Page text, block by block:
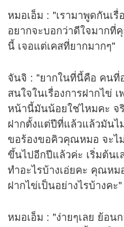
หมอเอ็ม : "เรามาพูดกันเรื่
อยากจะบอกว่าดีใจมากที่
นี้ เจอแต่เคสที่ยากมากๆ"
จันจิ : "ยากในที่นี้คือ คนที่
สนใจในเรื่องการฝากไข่
หน้านี้มันน้อยใช่ไหมคะ จ
ฝากตั้งแต่ปีที่แล้วแล้วมันไ
ขอร้องขอคิวคุณหมอ จะไ
ขึ้นไปอีกปีแล้วค่ะ เริ่มต้น
ทำอะไรบ้างเอ่ยคะ คุณห
ฝากไข่เป็นอย่างไรบ้างคะ"
หมอเอ็ม : "ง่ายๆเลย ย้อ